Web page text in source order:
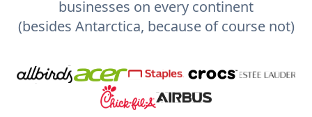
businesses on every continent
(besides Antarctica, because of course not)